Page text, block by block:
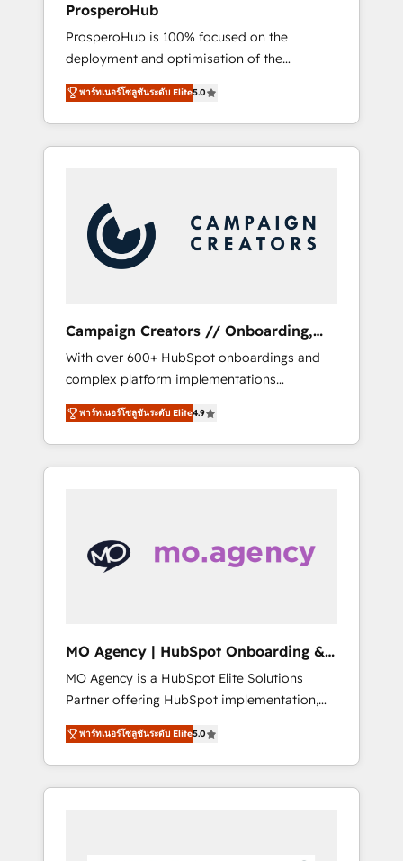
ProsperoHub
ProsperoHub is 100% focused on the
deployment and optimisation of the
HubSpot CRM platform. Our highly
experienced team of solutions experts will
ensure that you achieve maximum adoption
and ROI from your HubSpot investment. Use
your team on their HubSpot journey, design
and implement your processes and skilfully
bring your revenue infrastructure to life. Our
collaborative approach keeps you in control
supported over 500 organisations with
HubSpot implementation, optimisation,
training, and adoption assurance. Our tried
and tested Roadmap methodology will
ensure that you receive the best deployment
experience possible. Whether you are new to
HubSpot or seeking to turn around a poor
พาร์ทเนอร์โซลูชันระดับ Elite5.0
Campaign Creators // Onboarding,
CRM Migration
With over 600+ HubSpot onboardings and
complex platform implementations
delivered, CC is the go-to Elite Solutions
Partner for businesses ready to migrate,
replatform, and scale smarter. We specialize
in high-impact CRM and CMS migrations and
turning fragmented systems into unified,
growth-ready HubSpot architectures that
custom integrations across your full tech
stack. - Custom object setup, CMS builds, and
full-funnel automation. - Dashboards,
lifecycle campaigns, and lead nurturing
sequences. - Cross-hub setup across
Marketing, Sales, Operations, and Service
Hubs. - Ongoing optimization, managed
พาร์ทเนอร์โซลูชันระดับ Elite4.9
MO Agency | HubSpot Onboarding &
Implementation
MO Agency is a HubSpot Elite Solutions
Partner offering HubSpot implementation,
marketing automation, CRM and RevOps
consulting, B2B SEO, paid media, content
marketing, AEO and GEO (AI search
optimisation), and HubSpot Content Hub
พาร์ทเนอร์โซลูชันระดับ Elite5.0